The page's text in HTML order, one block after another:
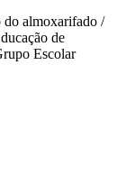
do almoxarifado /
de
Escolar